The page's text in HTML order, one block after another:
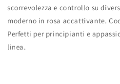
scorrevolezza e controllo su
moderno in rosa accattivante.
Perfetti per principianti e
linea.